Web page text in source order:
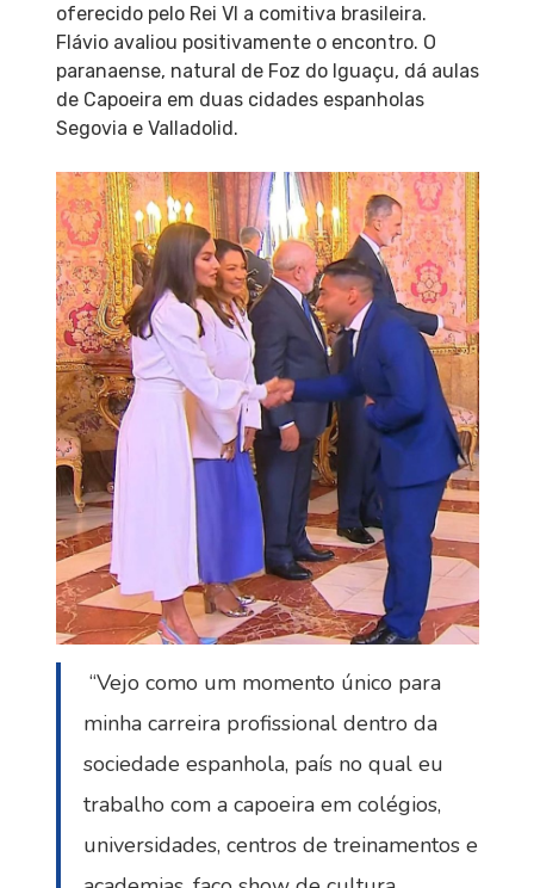
oferecido pelo Rei VI a comitiva brasileira.
Flávio avaliou positivamente o encontro. O
paranaense, natural de Foz do Iguaçu, dá aulas
de Capoeira em duas cidades espanholas
Segovia e Valladolid.
“Vejo como um momento único para
minha carreira profissional dentro da
sociedade espanhola, país no qual eu
trabalho com a capoeira em colégios,
universidades, centros de treinamentos e